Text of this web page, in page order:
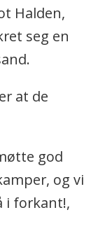
Halden,
seg en
at de
god
og vi
i forkant!,